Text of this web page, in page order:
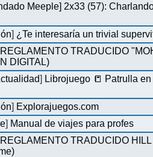
Meeple] 2x33 (57):
] ¿Te interesaría un trivial
REGLAMENTO TRADUCIDO
DIGITAL)
] Librojuego 📒 Patrulla
] Explorajuegos.com
] Manual de viajes para profes
REGLAMENTO TRADUCIDO